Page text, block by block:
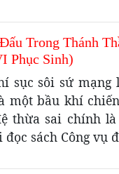
Trong Thánh
Phục Sinh)
sục sôi sứ
một bầu khí
thừa sai chính
đọc sách Công